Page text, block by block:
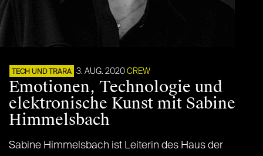
TECH UND TRARA 3. AUG. 2020 CREW
Emotionen, Technologie und
elektronische Kunst mit Sabine
Himmelsbach
Sabine Himmelsbach ist Leiterin des Haus der